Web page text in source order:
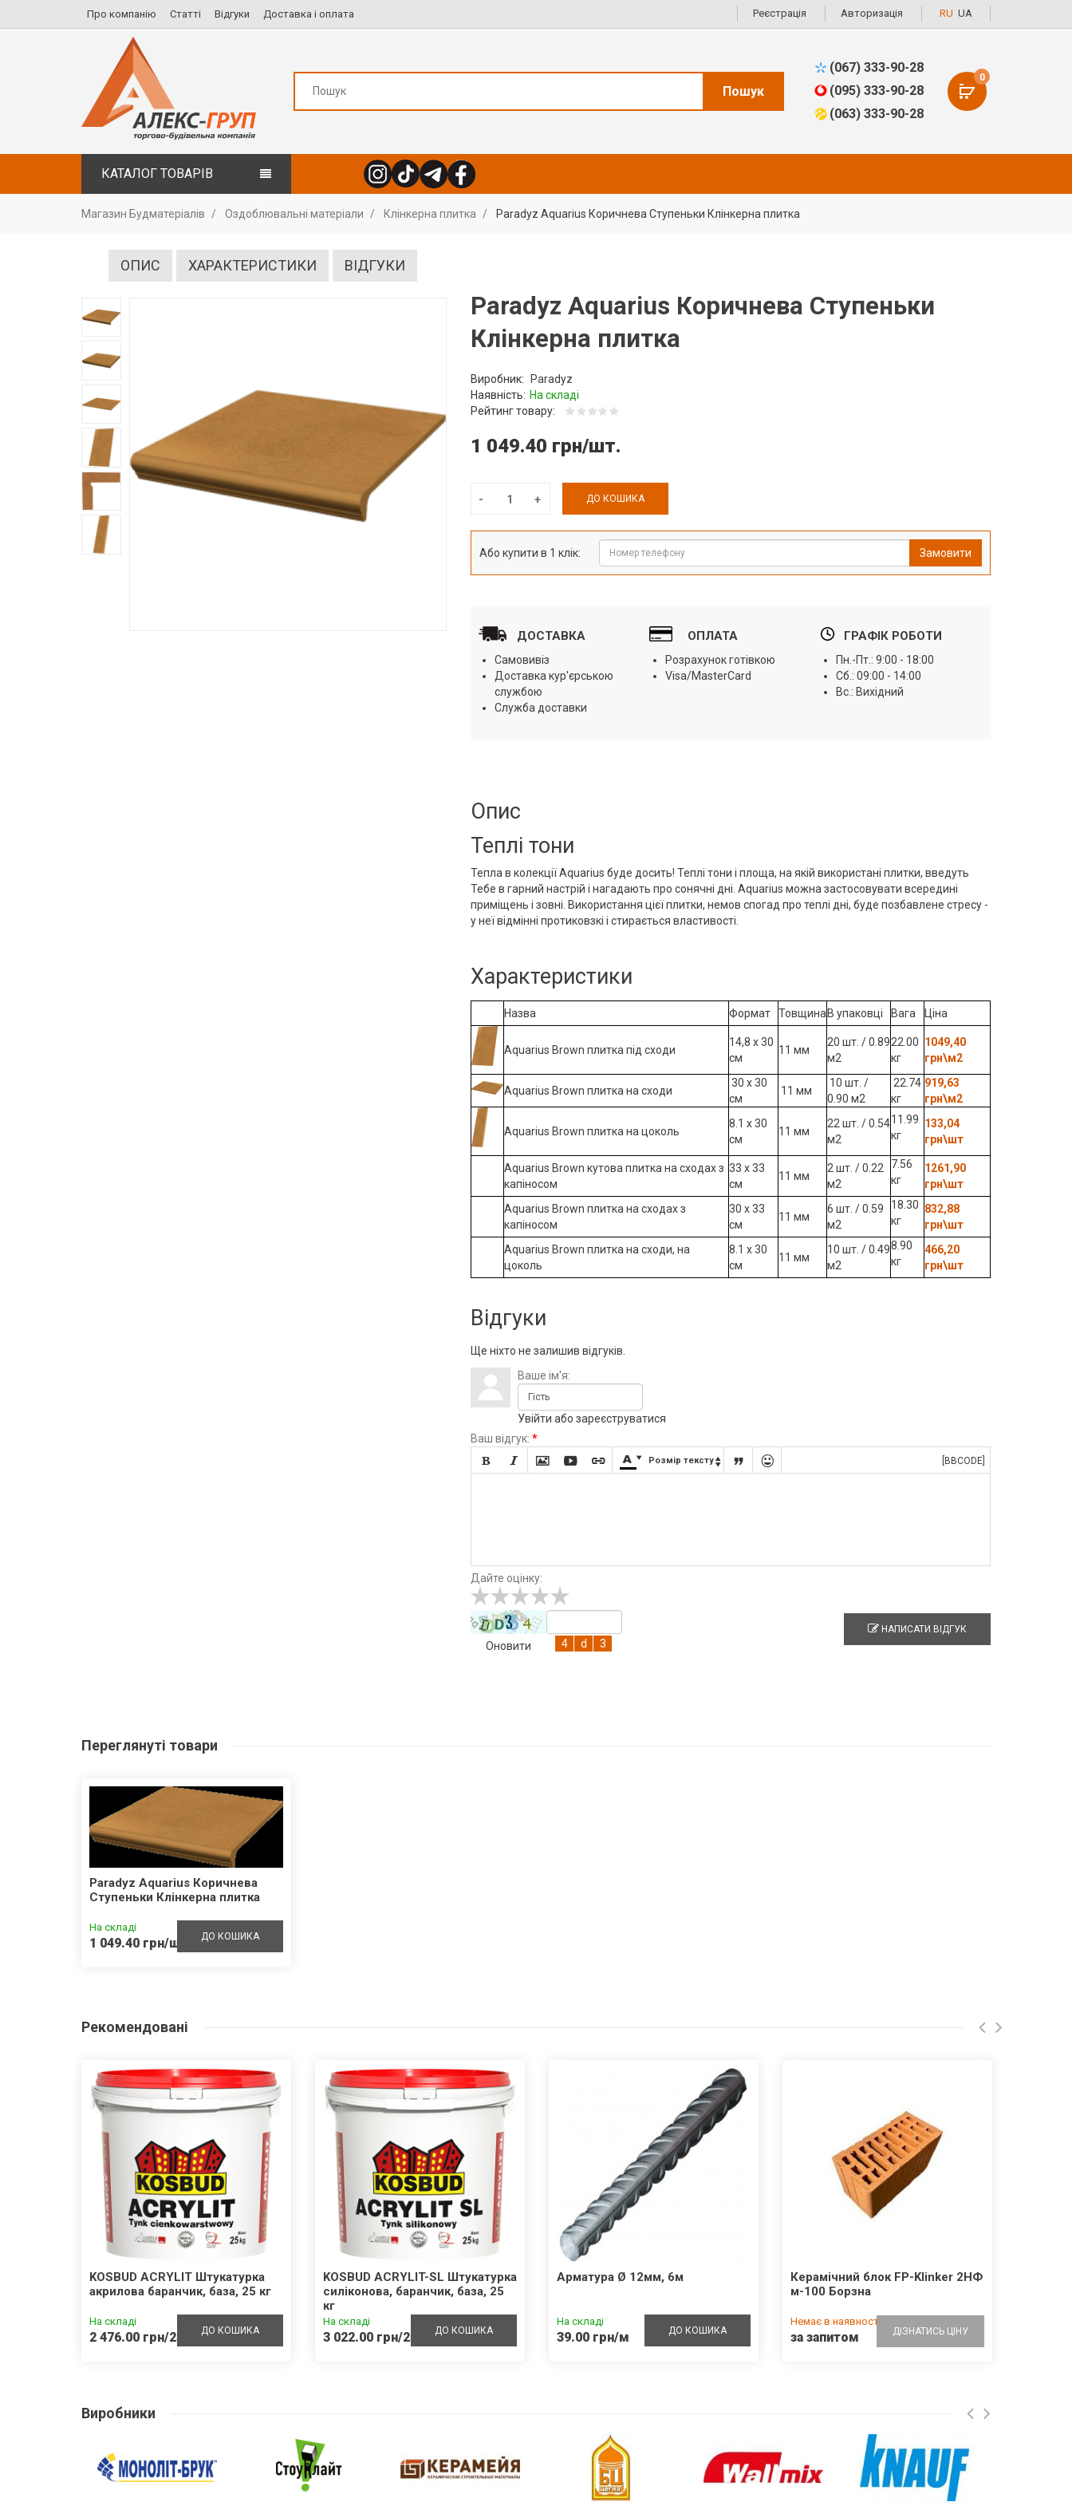
Про компанію Статті Відгуки Доставка і оплата Реєстрація Авторизація RU UA
Пошук
(067) 333-90-28
(095) 333-90-28
(063) 333-90-28
0
КАТАЛОГ ТОВАРІВ
Магазин Будматеріалів Оздоблювальні матеріали Клінкерна плитка Paradyz Aquarius Коричнева Ступеньки Клінкерна плитка
ОПИС ХАРАКТЕРИСТИКИ ВІДГУКИ
Paradyz Aquarius Коричнева Ступеньки
Клінкерна плитка
Виробник:
Paradyz
Наявність: На складі
Рейтинг товару:
1 049.40 грн/шт.
ДО КОШИКА
Або купити в 1 клік: Замовити
ДОСТАВКА
Самовивіз
Доставка кур'єрською
службою
Служба доставки
ОПЛАТА
Розрахунок готівкою
Visa/MasterCard
ГРАФІК РОБОТИ
Пн.-Пт.: 9:00 - 18:00
Сб.: 09:00 - 14:00
Вс.: Вихідний
Опис
Теплі тони
Тепла в колекції Aquarius буде досить! Теплі тони і площа, на якій використані плитки, введуть
Тебе в гарний настрій і нагадають про сонячні дні. Aquarius можна застосовувати всередині
приміщень і зовні. Використання цієї плитки, немов спогад про теплі дні, буде позбавлене стресу -
у неї відмінні протиковзкі і стирається властивості.
Характеристики
Назва Формат Товщина В упаковці Вага Ціна
Aquarius Brown плитка під сходи
14,8 x 30
см
11 мм
20 шт. / 0.89
м2
22.00
кг
1049,40
грн\м2
Aquarius Brown плитка на сходи
30 x 30
см
11 мм
10 шт. /
0.90 м2
22.74
кг
919,63
грн\м2
Aquarius Brown плитка на цоколь
8.1 x 30
см
11 мм
22 шт. / 0.54
м2
11.99
кг
133,04
грн\шт
Aquarius Brown кутова плитка на сходах з
капіносом
33 х 33
см
11 мм
2 шт. / 0.22
м2
7.56
кг
1261,90
грн\шт
Aquarius Brown плитка на сходах з
капіносом
30 х 33
см
11 мм
6 шт. / 0.59
м2
18.30
кг
832,88
грн\шт
Aquarius Brown плитка на сходи, на
цоколь
8.1 х 30
см
11 мм
10 шт. / 0.49
м2
8.90
кг
466,20
грн\шт
Відгуки
Ще ніхто не залишив відгуків.
Ваше ім'я:
Увійти або зареєструватися
Ваш відгук: *
       Розмір тексту   [BBCODE]
Дайте оцінку:
Оновити
НАПИСАТИ ВІДГУК
Переглянуті товари
Paradyz Aquarius Коричнева
Ступеньки Клінкерна плитка
На складі
1 049.40 грн/шт. ДО КОШИКА
Рекомендовані
KOSBUD ACRYLIT Штукатурка
акрилова баранчик, база, 25 кг
На складі
2 476.00 грн/25кг ДО КОШИКА
KOSBUD ACRYLIT-SL Штукатурка
силіконова, баранчик, база, 25
кг
На складі
3 022.00 грн/25кг ДО КОШИКА
Арматура Ø 12мм, 6м
На складі
39.00 грн/м ДО КОШИКА
Керамічний блок FP-Klinker 2НФ
м-100 Борзна
Немає в наявності
за запитом ДІЗНАТИСЬ ЦІНУ
Виробники